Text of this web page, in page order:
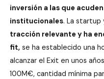
inversión a las que
institucionales. La startup
tracción relevante y ha
fit, se ha establecido una
alcanzar el Exit en unos
100M€, cantidad mínima